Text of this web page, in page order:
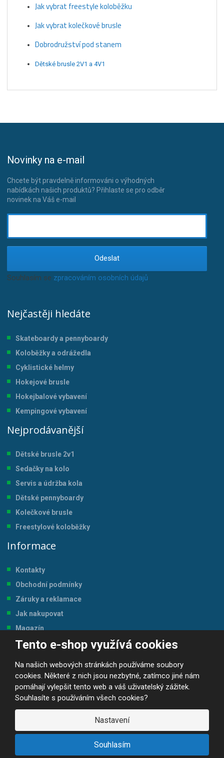
Tento e-shop využívá cookies
Na našich webových stránkách používáme soubory
cookies. Některé z nich jsou nezbytné, zatímco jiné nám
pomáhají vylepšit tento web a váš uživatelský zážitek.
Souhlasíte s používáním všech cookies?
Nastavení
Souhlasím
Jak vybrat freestyle koloběžku
Jak vybrat kolečkové brusle
Dobrodružství pod stanem
Dětské brusle 2V1 a 4V1
Novinky na e-mail
Chcete být pravdelně informováni o výhodných
nabídkách našich produktů? Přihlaste se pro odběr
novinek na Váš e-mail
Odeslat
Souhlasím se zpracováním osobních údajů.
Nejčastěji hledáte
Skateboardy a pennyboardy
Koloběžky a odrážedla
Cyklistické helmy
Hokejové brusle
Hokejbalové vybavení
Kempingové vybavení
Nejprodávanější
Dětské brusle 2v1
Sedačky na kolo
Servis a údržba kola
Dětské pennyboardy
Kolečkové brusle
Freestylové koloběžky
Informace
Kontakty
Obchodní podmínky
Záruky a reklamace
Jak nakupovat
Magazín
Tabulka velikostí
© 2026, JP-SPORT.CZ SPORTOVNÍ POTŘEBY
Prohlášení o přístupnosti |Mapa stránek ||GDPR
VYROBILA
R